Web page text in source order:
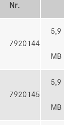
Nr.
7920144
5,9
MB
7920145
5,9
MB